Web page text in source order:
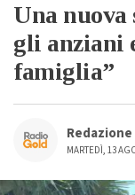
Una
gli anziani
famiglia”
Redazione
MARTEDÌ, 13